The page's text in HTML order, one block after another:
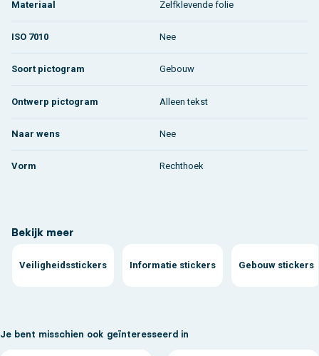
Materiaal Zelfklevende folie
ISO 7010 Nee
Soort pictogram Gebouw
Ontwerp pictogram Alleen tekst
Naar wens Nee
Vorm Rechthoek
Bekijk meer
Veiligheidsstickers Informatie stickers Gebouw stickers
Je bent misschien ook geïnteresseerd in